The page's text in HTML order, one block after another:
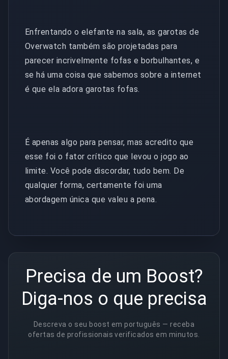
Enfrentando o elefante na sala, as garotas de
Overwatch também são projetadas para
parecer incrivelmente fofas e borbulhantes, e
se há uma coisa que sabemos sobre a internet
é que ela adora garotas fofas.
É apenas algo para pensar, mas acredito que
esse foi o fator crítico que levou o jogo ao
limite. Você pode discordar, tudo bem. De
qualquer forma, certamente foi uma
abordagem única que valeu a pena.
Precisa de um Boost?
Diga-nos o que precisa
Descreva o seu boost em português — receba
ofertas de profissionais verificados em minutos.